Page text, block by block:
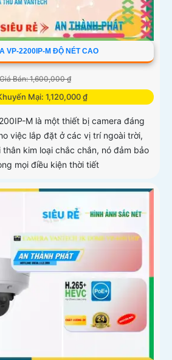
VP-2200IP-M ĐỘ NÉT CAO
Bán: 1,600,000 ₫
Mại: 1,120,000 ₫
M là một thiết bị camera đáng
việc lắp đặt ở các vị trí ngoài trời,
kim loại chắc chắn, nó đảm bảo
mọi điều kiện thời tiết